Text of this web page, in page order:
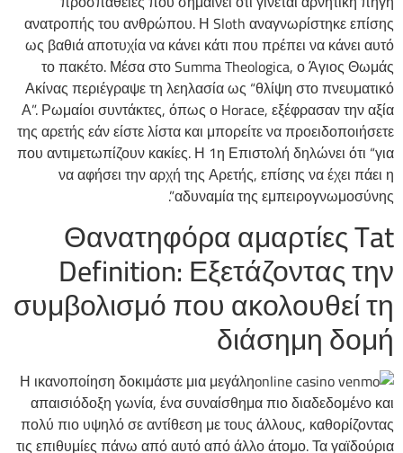
ανατροπής του ανθρώπου. Η Sloth αναγνωρίστηκε επίσης
ως βαθιά αποτυχία να κάνει κάτι που πρέπει να κάνει αυτό
το πακέτο. Μέσα στο Summa Theologica, ο Άγιος Θωμάς
Ακίνας περιέγραψε τη λεηλασία ως “θλίψη στο πνευματικό
Α”. Ρωμαίοι συντάκτες, όπως ο Horace, εξέφρασαν την αξία
της αρετής εάν είστε λίστα και μπορείτε να προειδοποιήσετε
που αντιμετωπίζουν κακίες. Η 1η Επιστολή δηλώνει ότι “για
να αφήσει την αρχή της Αρετής, επίσης να έχει πάει η
αδυναμία της εμπειρογνωμοσύνης”.
Θανατηφόρα αμαρτίες Tat
Definition: Εξετάζοντας την
συμβολισμό που ακολουθεί τη
διάσημη δομή
Η ικανοποίηση δοκιμάστε μια μεγάλη
απαισιόδοξη γωνία, ένα συναίσθημα πιο διαδεδομένο και
πολύ πιο υψηλό σε αντίθεση με τους άλλους, καθορίζοντας
τις επιθυμίες πάνω από αυτό από άλλο άτομο. Τα γαϊδούρια